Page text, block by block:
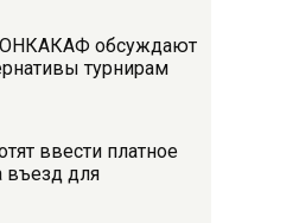
обсуждают
турнирам
ввести платное
въезд для